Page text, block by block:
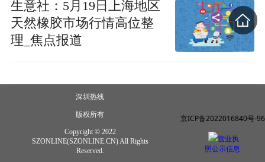
生意社：5月19日上海地区
天然橡胶市场行情高位整
理_焦点报道
深圳热线
版权所有
Copyright © 2022
SZONLINE(SZONLINE.CN) All Rights
Reserved.
京ICP备2022016840号-96
营业执
照公示信息